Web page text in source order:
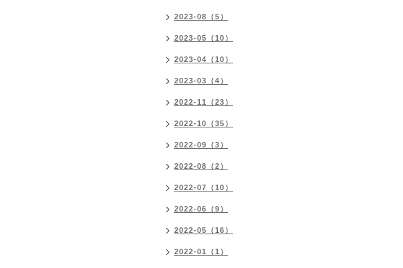
2023-08（5）
2023-05（10）
2023-04（10）
2023-03（4）
2022-11（23）
2022-10（35）
2022-09（3）
2022-08（2）
2022-07（10）
2022-06（9）
2022-05（16）
2022-01（1）